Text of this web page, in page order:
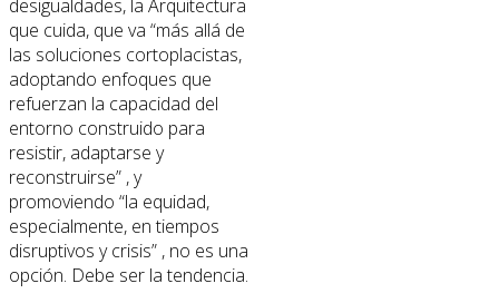
desigualdades, la Arquitectura
que cuida, que va “más allá de
las soluciones cortoplacistas,
adoptando enfoques que
refuerzan la capacidad del
entorno construido para
resistir, adaptarse y
reconstruirse” , y
promoviendo “la equidad,
especialmente, en tiempos
disruptivos y crisis” , no es una
opción. Debe ser la tendencia.